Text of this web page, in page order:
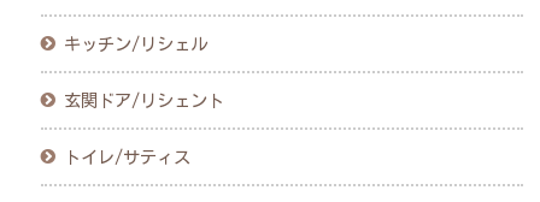
キッチン/リシェル
玄関ドア/リシェント
トイレ/サティス